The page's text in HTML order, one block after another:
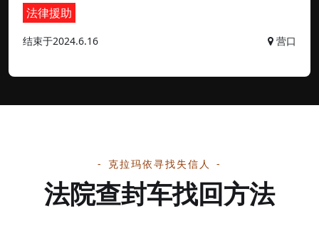
法律援助
结束于2024.6.16 营口
克拉玛依寻找失信人
法院查封车找回方法